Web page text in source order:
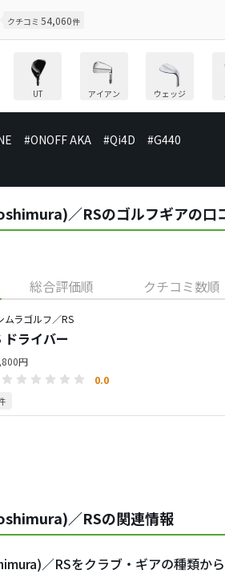
クチコミ 54,060件
UT アイアン ウェッジ
#ONOFF AKA #Qi4D #G440
／RSのゴルフギアの口
総合評価順 クチコミ数順
ムラゴルフ／RS
ドライバー
円
0.0
／RSの関連情報
／RSをクラブ・ギアの種類か